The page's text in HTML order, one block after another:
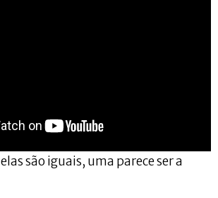
são iguais, uma parece ser a